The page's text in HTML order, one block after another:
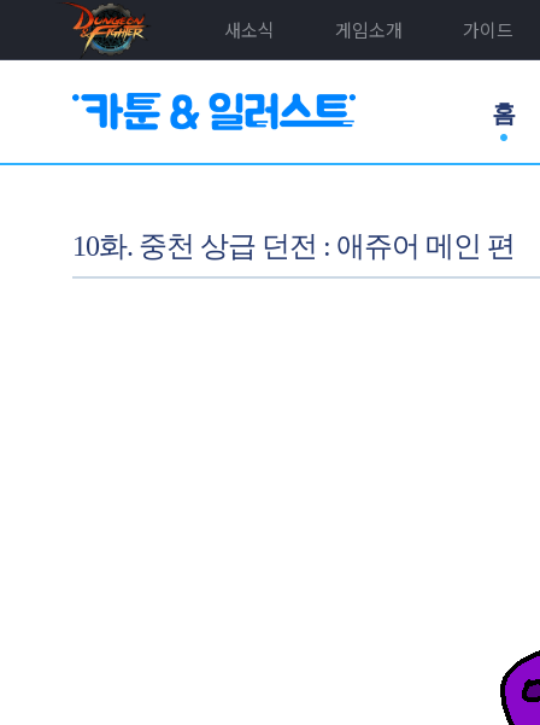
새소식 게임소개 가이드
홈
10화. 중천 상급 던전 : 애쥬어 메인 편